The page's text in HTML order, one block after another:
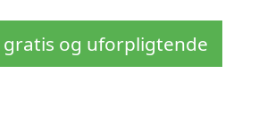
gratis og uforpligtende